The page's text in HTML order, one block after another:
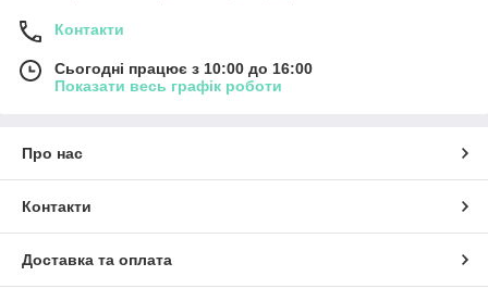
Контакти
Сьогодні працює з 10:00 до 16:00
Показати весь графік роботи
Про нас
Контакти
Доставка та оплата